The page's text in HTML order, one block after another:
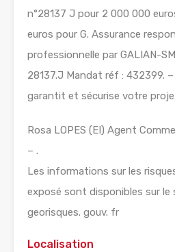
n°28137 J pour 2 000 000
euros pour G. Assurance
professionnelle par GALIAN-
28137.J Mandat réf : 432399.
garantit et sécurise votre
Rosa LOPES (EI) Agent
– .
Les informations sur les
exposé sont disponibles sur le
georisques. gouv. fr
Localisation